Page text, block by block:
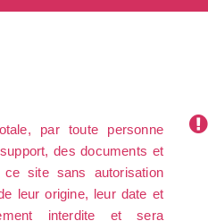
par toute personne
des documents et
site sans autorisation
leur origine, leur date et
interdite et sera